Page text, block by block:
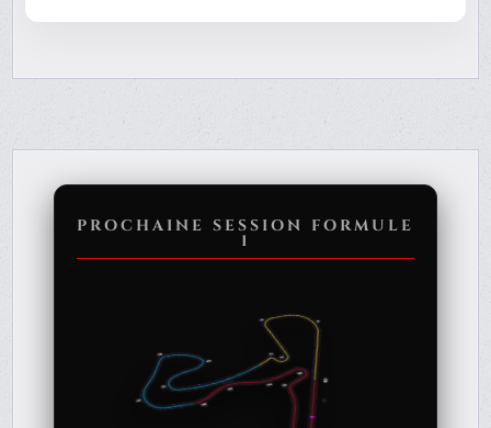
PROCHAINE SESSION FORMULE
1